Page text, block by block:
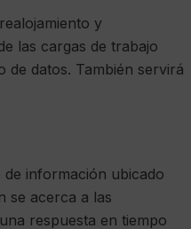
y
las cargas de trabajo
de datos. También servirá
de información ubicado
se acerca a las
respuesta en tiempo